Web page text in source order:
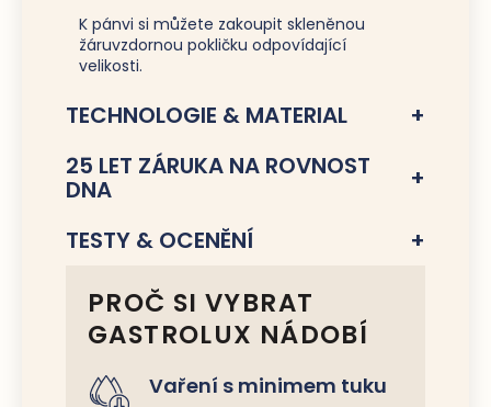
K pánvi si můžete zakoupit skleněnou
žáruvzdornou pokličku odpovídající
velikosti.
TECHNOLOGIE & MATERIAL
25 LET ZÁRUKA NA ROVNOST
DNA
TESTY & OCENĚNÍ
PROČ SI VYBRAT
GASTROLUX NÁDOBÍ
Vaření s minimem tuku